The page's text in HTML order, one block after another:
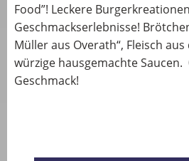
Food”! Leckere
Geschmackserlebnisse!
Müller aus Overath“, Fleisch
würzige hausgemachte Saucen.
Geschmack!